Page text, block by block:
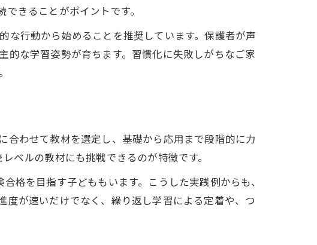
影響
ける
る仕組み
れ
きることがポイントです。
な行動から始めることを推奨しています。保護者が声
的な学習姿勢が育ちます。習慣化に失敗しがちなご家
合わせて教材を選定し、基礎から応用まで段階的に力
ベルの教材にも挑戦できるのが特徴です。
格を目指す子どももいます。こうした実践例からも、
が速いだけでなく、繰り返し学習による定着や、つ